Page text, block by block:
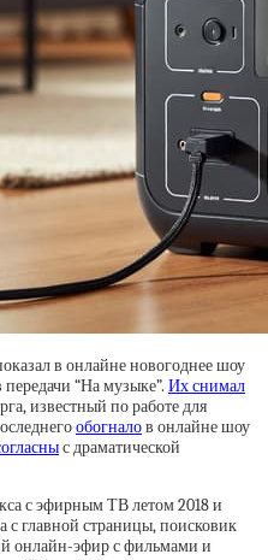
в онлайне новогоднее шоу
“На музыке”. Их снимал
известный по работе для
обогналов онлайне шоу
с драматической
с эфирным ТВ летом 2018 и
с главной страницы, поисковик
онлайн-эфир с фильмами и